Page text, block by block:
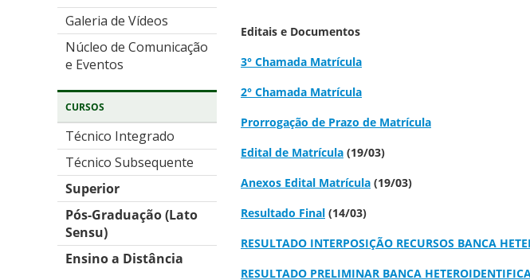
Galeria de Vídeos
Núcleo de Comunicação
e Eventos
CURSOS
Técnico Integrado
Técnico Subsequente
Superior
Pós-Graduação (Lato
Sensu)
Ensino a Distância
Editais e Documentos
3° Chamada Matrícula
2° Chamada Matrícula
Prorrogação de Prazo de Matrícula
Edital de Matrícula (19/03)
Anexos Edital Matrícula (19/03)
Resultado Final (14/03)
RESULTADO INTERPOSIÇÃO RECURSOS BANCA
RESULTADO PRELIMINAR BANCA